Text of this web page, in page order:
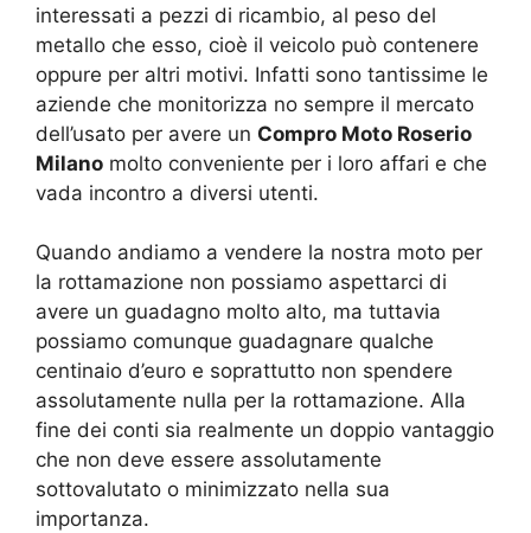
interessati a pezzi di ricambio, al peso del
metallo che esso, cioè il veicolo può contenere
oppure per altri motivi. Infatti sono tantissime le
aziende che monitorizza no sempre il mercato
dell’usato per avere un Compro Moto Roserio
Milano molto conveniente per i loro affari e che
vada incontro a diversi utenti.
Quando andiamo a vendere la nostra moto per
la rottamazione non possiamo aspettarci di
avere un guadagno molto alto, ma tuttavia
possiamo comunque guadagnare qualche
centinaio d’euro e soprattutto non spendere
assolutamente nulla per la rottamazione. Alla
fine dei conti sia realmente un doppio vantaggio
che non deve essere assolutamente
sottovalutato o minimizzato nella sua
importanza.